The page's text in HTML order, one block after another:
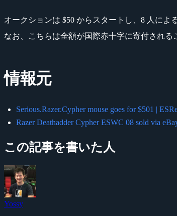
オークションは $50 からスタートし、8 人によ
なお、こちらは全額が国際赤十字に寄付される
情報元
Serious.Razer.Cypher mouse goes for $501 |
Razer Deathadder Cypher ESWC 08 sold via
この記事を書いた人
Yossy